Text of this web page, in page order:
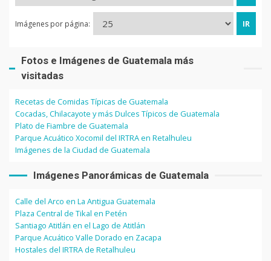
Imágenes por página:
Fotos e Imágenes de Guatemala más
visitadas
Recetas de Comidas Típicas de Guatemala
Cocadas, Chilacayote y más Dulces Típicos de Guatemala
Plato de Fiambre de Guatemala
Parque Acuático Xocomil del IRTRA en Retalhuleu
Imágenes de la Ciudad de Guatemala
Imágenes Panorámicas de Guatemala
Calle del Arco en La Antigua Guatemala
Plaza Central de Tikal en Petén
Santiago Atitlán en el Lago de Atitlán
Parque Acuático Valle Dorado en Zacapa
Hostales del IRTRA de Retalhuleu